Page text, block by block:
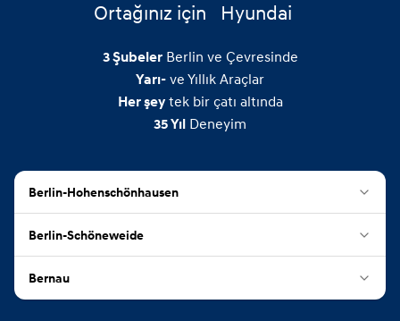
Ortağınız için Hyundai
3Şubeler Berlin ve Çevresinde
Yarı- ve Yıllık Araçlar
Her şey tek bir çatı altında
35Yıl Deneyim
Berlin-Hohenschönhausen
Berlin-Schöneweide
Bernau